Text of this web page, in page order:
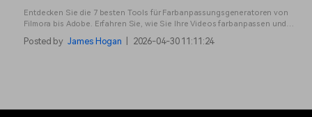
Entdecken Sie die 7 besten Tools für Farbanpassungsgeneratoren von
Filmora bis Adobe. Erfahren Sie, wie Sie Ihre Videos farbanpassen und
Posted by James Hogan 2026-04-30 11:11:24